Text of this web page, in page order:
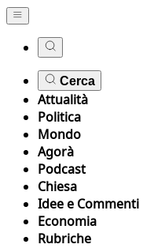
Cerca
Attualità
Politica
Mondo
Agorà
Podcast
Chiesa
Idee e Commenti
Economia
Rubriche